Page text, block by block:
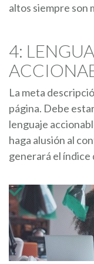
altos siempre son
4:
La meta
página. Debe
lenguaje
haga alusión al
generará el índice